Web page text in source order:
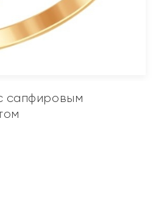
сапфировым